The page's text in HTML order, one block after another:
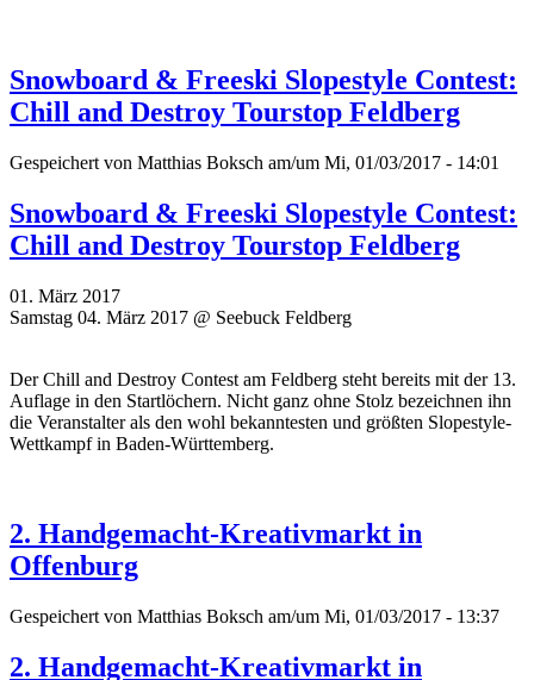
Snowboard & Freeski Slopestyle Contest:
Chill and Destroy Tourstop Feldberg
Gespeichert von Matthias Boksch am/um Mi, 01/03/2017 - 14:01
Snowboard & Freeski Slopestyle Contest:
Chill and Destroy Tourstop Feldberg
01. März 2017
Samstag 04. März 2017 @ Seebuck Feldberg
Der Chill and Destroy Contest am Feldberg steht bereits mit der 13.
Auflage in den Startlöchern. Nicht ganz ohne Stolz bezeichnen ihn
die Veranstalter als den wohl bekanntesten und größten Slopestyle-
Wettkampf in Baden-Württemberg.
2. Handgemacht-Kreativmarkt in
Offenburg
Gespeichert von Matthias Boksch am/um Mi, 01/03/2017 - 13:37
2. Handgemacht-Kreativmarkt in